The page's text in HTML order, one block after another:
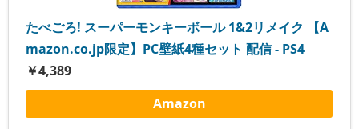
たべごろ! スーパーモンキーボール 1&2リメイク 【A
mazon.co.jp限定】PC壁紙4種セット 配信 - PS4
￥4,389
Amazon